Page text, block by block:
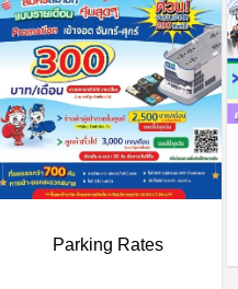
Parking Rates